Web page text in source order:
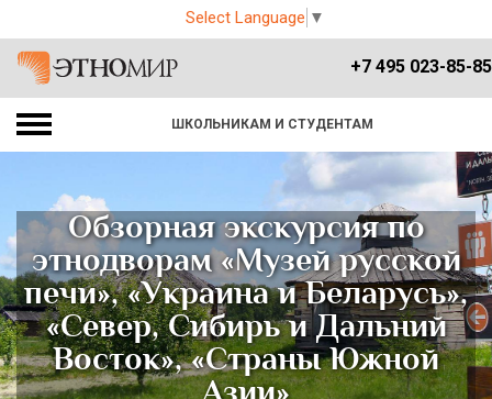
Select Language ▼
+7 495 023-85-85
ШКОЛЬНИКАМ И СТУДЕНТАМ
Обзорная экскурсия по
этнодворам «Музей русской
печи», «Украина и Беларусь»,
«Север, Сибирь и Дальний
Восток», «Страны Южной